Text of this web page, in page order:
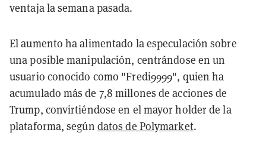
ventaja la semana pasada.
El aumento ha alimentado la especulación sobre
una posible manipulación, centrándose en un
usuario conocido como "Fredi9999", quien ha
acumulado más de 7,8 millones de acciones de
Trump, convirtiéndose en el mayor holder de la
plataforma, según datos de Polymarket.